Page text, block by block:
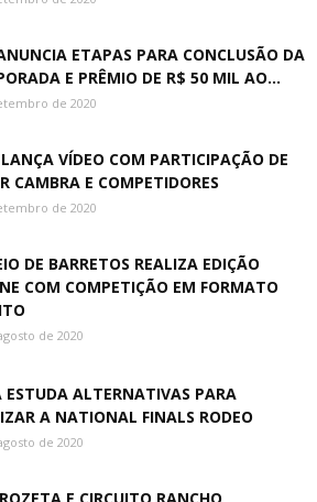
ETAPAS PARA CONCLUSÃO DA
E PRÊMIO DE R$ 50 MIL AO...
de 2020
VÍDEO COM PARTICIPAÇÃO DE
CAMBRA E COMPETIDORES
de 2020
DE BARRETOS REALIZA EDIÇÃO
COM COMPETIÇÃO EM FORMATO
de 2020
ESTUDA ALTERNATIVAS PARA
A NATIONAL FINALS RODEO
de 2020